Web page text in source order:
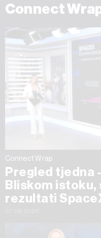
Connect
Connect Wrap
Pregled tjedna
Bliskom istoku,
rezultati